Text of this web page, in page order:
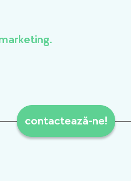
contactează-ne!